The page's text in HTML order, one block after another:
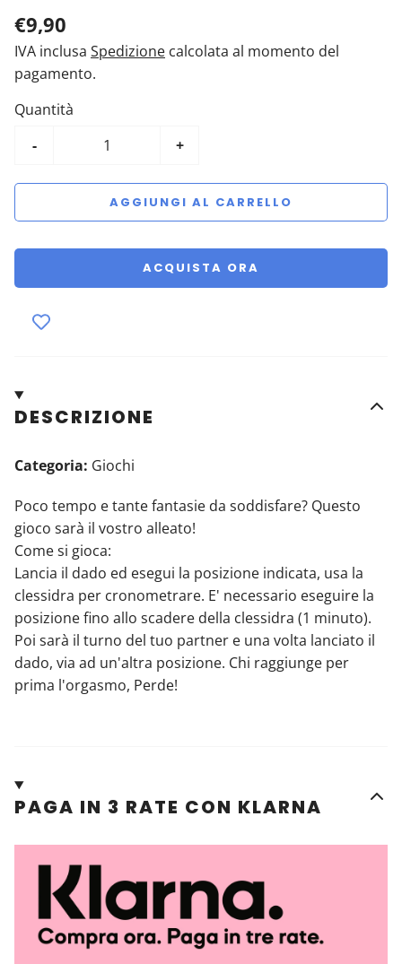
€9,90
IVA inclusa Spedizione calcolata al momento del
pagamento.
Quantità
-
+
AGGIUNGI AL CARRELLO
ACQUISTA ORA
DESCRIZIONE
Categoria: Giochi
Poco tempo e tante fantasie da soddisfare? Questo
gioco sarà il vostro alleato!
Come si gioca:
Lancia il dado ed esegui la posizione indicata, usa la
clessidra per cronometrare. E' necessario eseguire la
posizione fino allo scadere della clessidra (1 minuto).
Poi sarà il turno del tuo partner e una volta lanciato il
dado, via ad un'altra posizione. Chi raggiunge per
prima l'orgasmo, Perde!
PAGA IN 3 RATE CON KLARNA